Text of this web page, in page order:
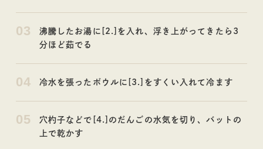
03
沸騰したお湯に[2.]を入れ、浮き上がってきたら3
分ほど茹でる
04 冷水を張ったボウルに[3.]をすくい入れて冷ます
05
穴杓子などで[4.]のだんごの水気を切り、バットの
上で乾かす